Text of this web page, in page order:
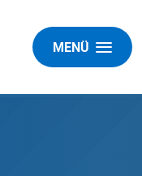
MENÜ